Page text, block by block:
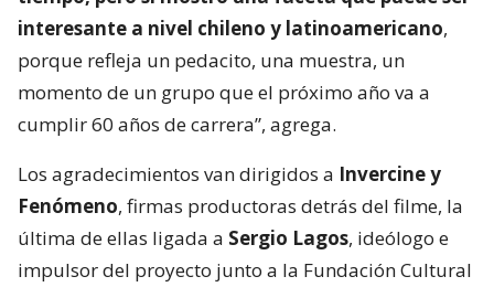
interesante a nivel chileno y latinoamericano,
porque refleja un pedacito, una muestra, un
momento de un grupo que el próximo año va a
cumplir 60 años de carrera”, agrega.
Los agradecimientos van dirigidos a Invercine y
Fenómeno, firmas productoras detrás del filme, la
última de ellas ligada a Sergio Lagos, ideólogo e
impulsor del proyecto junto a la Fundación Cultural